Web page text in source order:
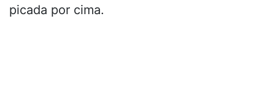
picada por cima.